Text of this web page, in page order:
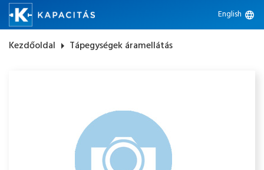
English language
Kezdőoldal arrow_right Tápegységek áramellátás